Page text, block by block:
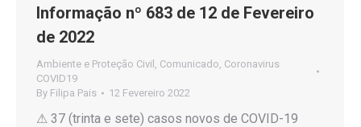
Informação nº 683 de 12 de Fevereiro
de 2022
Ambiente e Proteção Civil Comunicado Coronavirus
COVID19
By Filipa Pais 12 Fevereiro 2022
⚠ 37 (trinta e sete) casos novos de COVID-19